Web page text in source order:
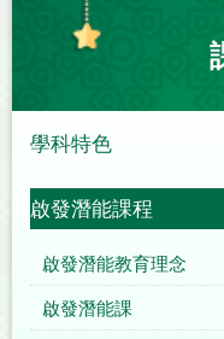
學科特色
啟發潛能課程
啟發潛能教育理念
啟發潛能課